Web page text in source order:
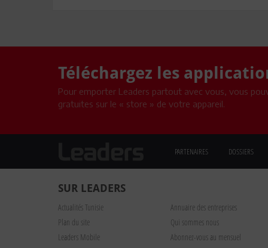
Téléchargez les
Pour emporter Leaders partout avec vous, vous
gratuites sur le « store » de votre appareil.
PARTENAIRES DOSSIERS
SUR LEADERS
Actualités Tunisie Annuaire des entreprises
Plan du site
Qui sommes nous
Leaders Mobile
Abonnez-vous au mensuel